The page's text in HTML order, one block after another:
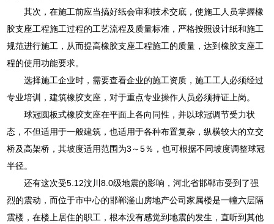
其次，在施工前应当搞好纸会审和技术交底，使施工人员掌握橡
胶支座工程施工过程的工艺流程及质量标准，严格按照设计纸和施工
规范进行施工，从而提高橡胶支座工程施工的质量，达到橡胶支座工
程的使用功能要求。
选择施工企业时，需要查看企业的施工资质，施工工人必须经过
专业培训，建筑橡胶支座，对于重点专业操作人员必须持证上岗。
球冠圆板式橡胶支座在平面上各向同性，并以球冠调节受力状
态，不但适用于一般建筑，也适用于各种布置复杂，纵横较大的立交
桥及高架桥，其坡度适用范围为3～5％，也可根据不同坡度调整球冠
半径。
还有这次受5.12汶川8.0级地震的影响，河北省邯郸市受到了强
烈的震动，而位于市中心的邯郸滏山房地产公司家属楼是一幢六层隔
震楼，在楼上居住的职工，根本没有感觉到地震的发生，直听到其他